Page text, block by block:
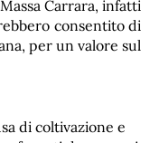
Carrara, infatti
consentito di
per un valore sul